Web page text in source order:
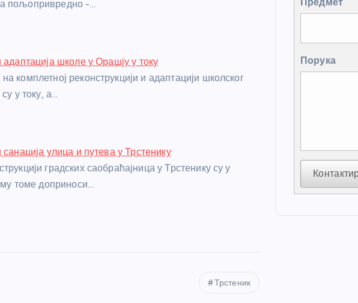
пољопривредно -…
адаптација школе у Орашју у току
комплетној реконструкцији и адаптацији школског
у току, а…
санација улица и путева у Трстенику
градских саобраћајница у Трстенику су у
томе доприноси…
Трстеник
Порука